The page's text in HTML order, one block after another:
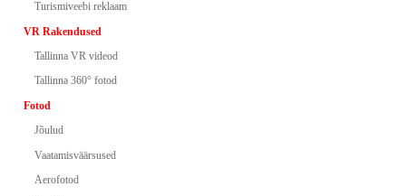
Turismiveebi reklaam
VR Rakendused
Tallinna VR videod
Tallinna 360° fotod
Fotod
Jõulud
Vaatamisväärsused
Aerofotod